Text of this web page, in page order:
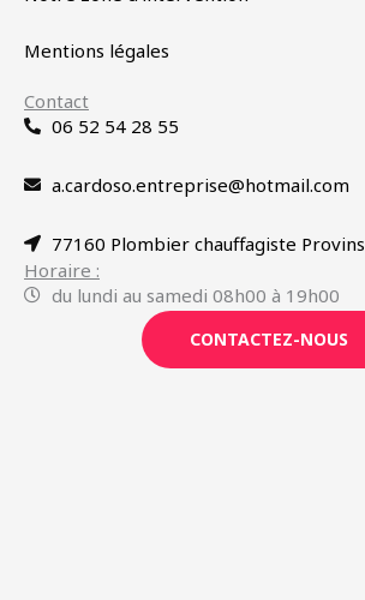
Mentions légales
Contact
06 52 54 28 55
a.cardoso.entreprise@hotmail.com
77160 Plombier chauffagiste Provins
Horaire :
du lundi au samedi 08h00 à 19h00
CONTACTEZ-NOUS